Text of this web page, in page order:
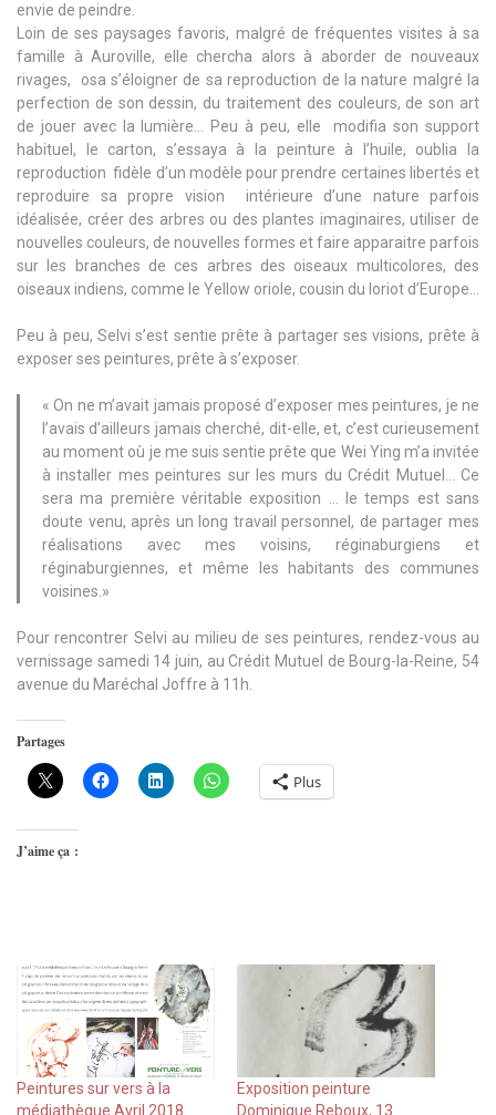
envie de peindre.
Loin de ses paysages favoris, malgré de fréquentes visites à sa
famille à Auroville, elle chercha alors à aborder de nouveaux
rivages, osa s’éloigner de sa reproduction de la nature malgré la
perfection de son dessin, du traitement des couleurs, de son art
de jouer avec la lumière… Peu à peu, elle modifia son support
habituel, le carton, s’essaya à la peinture à l’huile, oublia la
reproduction fidèle d’un modèle pour prendre certaines libertés et
reproduire sa propre vision intérieure d’une nature parfois
idéalisée, créer des arbres ou des plantes imaginaires, utiliser de
nouvelles couleurs, de nouvelles formes et faire apparaitre parfois
sur les branches de ces arbres des oiseaux multicolores, des
oiseaux indiens, comme le Yellow oriole, cousin du loriot d’Europe…
Peu à peu, Selvi s’est sentie prête à partager ses visions, prête à
exposer ses peintures, prête à s’exposer.
« On ne m’avait jamais proposé d’exposer mes peintures, je ne
l’avais d’ailleurs jamais cherché, dit-elle, et, c’est curieusement
au moment où je me suis sentie prête que Wei Ying m’a invitée
à installer mes peintures sur les murs du Crédit Mutuel… Ce
sera ma première véritable exposition … le temps est sans
doute venu, après un long travail personnel, de partager mes
réalisations avec mes voisins, réginaburgiens et
réginaburgiennes, et même les habitants des communes
voisines.»
Pour rencontrer Selvi au milieu de ses peintures, rendez-vous au
vernissage samedi 14 juin, au Crédit Mutuel de Bourg-la-Reine, 54
avenue du Maréchal Joffre à 11h.
Partages
Plus
J’aime ça :
Peintures sur vers à la
médiathèque Avril 2018
Exposition peinture
Dominique Reboux, 13